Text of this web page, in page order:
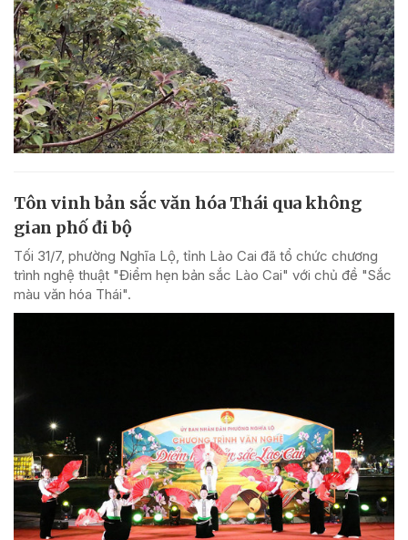
Tôn vinh bản sắc văn hóa Thái qua không
gian phố đi bộ
Tối 31/7, phường Nghĩa Lộ, tỉnh Lào Cai đã tổ chức chương
trình nghệ thuật "Điểm hẹn bản sắc Lào Cai" với chủ đề "Sắc
màu văn hóa Thái".